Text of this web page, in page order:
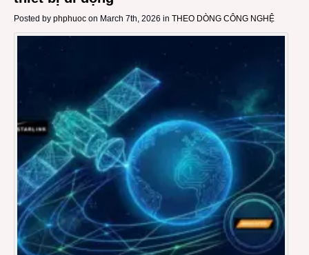
Posted by phphuoc on March 7th, 2026 in THEO DÒNG CÔNG NGHỆ